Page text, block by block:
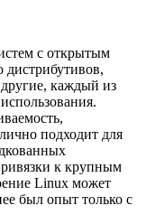
с открытым
каждый из
подходит для
к крупным
Linux может
был опыт только с